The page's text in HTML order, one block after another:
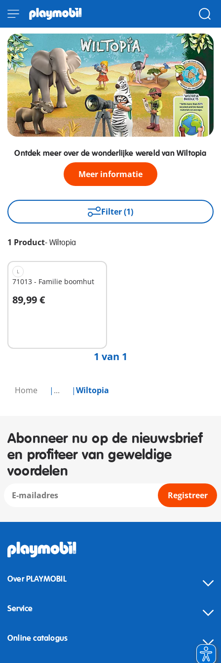
Home ... Wiltopia
Ontdek meer over de wonderlijke wereld van Wiltopia
Meer informatie
Filter (1)
1 Product- Wiltopia
L
71013 - Familie boomhut
89,99 €
In winkelwagen
1 van 1
Abonneer nu op de nieuwsbrief
en profiteer van geweldige
voordelen
Registreer
Over PLAYMOBIL
Service
Online catalogus